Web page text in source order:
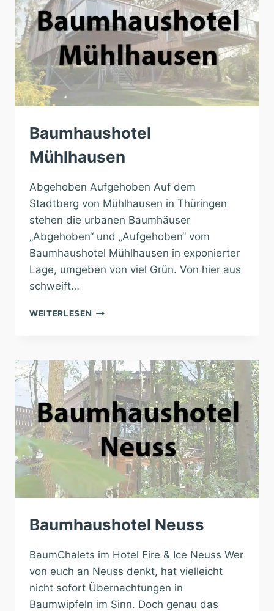
Baumhaushotel
Mühlhausen
Abgehoben Aufgehoben Auf dem
Stadtberg von Mühlhausen in Thüringen
stehen die urbanen Baumhäuser
„Abgehoben“ und „Aufgehoben“ vom
Baumhaushotel Mühlhausen in exponierter
Lage, umgeben von viel Grün. Von hier aus
schweift…
WEITERLESEN BAUMHAUSHOTEL
Baumhaushotel Neuss
BaumChalets im Hotel Fire & Ice Neuss Wer
von euch an Neuss denkt, hat vielleicht
nicht sofort Übernachtungen in
Baumwipfeln im Sinn. Doch genau das